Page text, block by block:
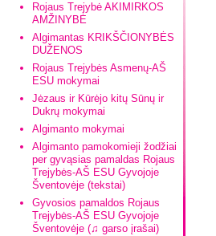
Rojaus Trejybė AKIMIRKOS
AMŽINYBĖ
Algimantas KRIKŠČIONYBĖS
DUŽENOS
Rojaus Trejybės Asmenų-AŠ
ESU mokymai
Jėzaus ir Kūrėjo kitų Sūnų ir
Dukrų mokymai
Algimanto mokymai
Algimanto pamokomieji žodžiai
per gyvąsias pamaldas Rojaus
Trejybės-AŠ ESU Gyvojoje
Šventovėje (tekstai)
Gyvosios pamaldos Rojaus
Trejybės-AŠ ESU Gyvojoje
Šventovėje (♫ garso įrašai)